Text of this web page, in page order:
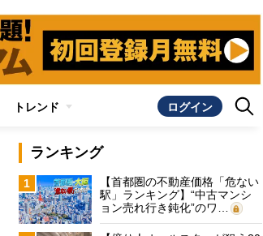
トレンド ログイン
ランキング
1
【首都圏の不動産価格「危ない
駅」ランキング】“中古マンシ
ョン売れ行き鈍化”のワ…